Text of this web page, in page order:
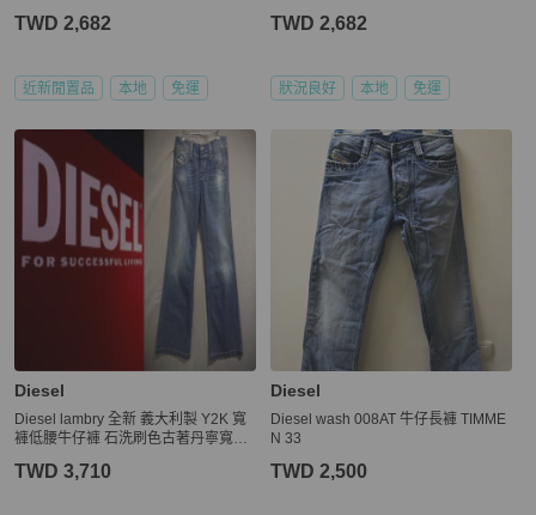
TWD 2,682
近新閒置品 本地 免運
TWD 2,682
狀況良好 本地 免運
Diesel
Diesel lambry 全新 義大利製 Y2K 寬
褲低腰牛仔褲 石洗刷色古著丹寧寬褲
TWD 3,710
Diesel
Diesel wash 008AT 牛仔長褲 TIMME
N 33
TWD 2,500